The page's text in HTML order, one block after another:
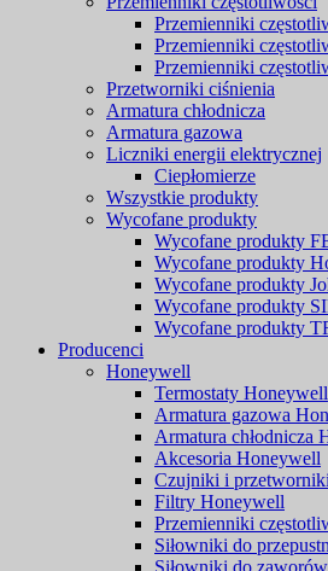
Przemienniki
Przemienniki
Przemienniki
Przetworniki ciśnienia
Armatura chłodnicza
Armatura gazowa
Liczniki energii elektrycznej
Ciepłomierze
Wszystkie produkty
Wycofane produkty
Wycofane produkty
Wycofane produkty
Wycofane produkty
Wycofane produkty
Wycofane produkty
Producenci
Honeywell
Termostaty Honeywell
Armatura gazowa
Armatura chłodnicza
Akcesoria Honeywell
Czujniki i
Filtry Honeywell
Przemienniki
Siłowniki do
Siłowniki do